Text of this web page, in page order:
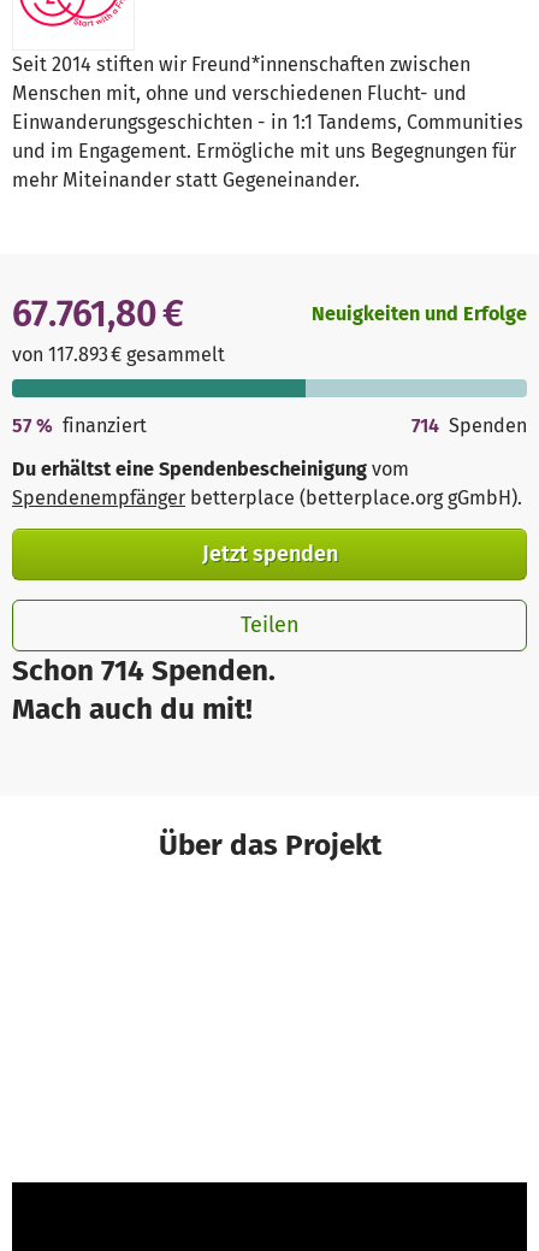
Seit 2014 stiften wir Freund*innenschaften zwischen
Menschen mit, ohne und verschiedenen Flucht- und
Einwanderungsgeschichten - in 1:1 Tandems, Communities
und im Engagement. Ermögliche mit uns Begegnungen für
mehr Miteinander statt Gegeneinander.
Schon 714 Spenden.
Mach auch du mit!
67.761,80 €
von 117.893 € gesammelt
Neuigkeiten und Erfolge
57% finanziert 714 Spenden
Du erhältst eine Spendenbescheinigung vom
Spendenempfänger betterplace (betterplace.org gGmbH).
Jetzt spenden
Teilen
Über das Projekt